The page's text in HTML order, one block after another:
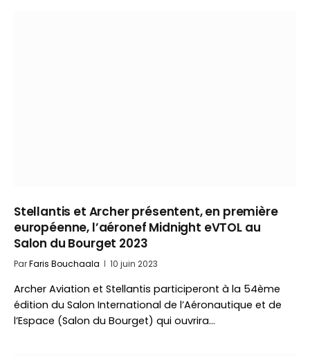
Stellantis et Archer présentent, en première
européenne, l’aéronef Midnight eVTOL au
Salon du Bourget 2023
ParFaris Bouchaala 10 juin 2023
Archer Aviation et Stellantis participeront à la 54ème
édition du Salon International de l’Aéronautique et de
l’Espace (Salon du Bourget) qui ouvrira…